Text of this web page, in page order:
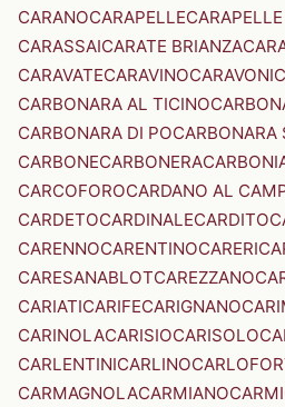
CARANOCARAPELLE
CARASSAICARATE BRIANZA
CARAVATECARAVINO
CARBONARA AL TICINO
CARBONARA DI POCARBONARA
CARBONECARBONERA
CARCOFOROCARDANO AL
CARDETOCARDINALECARDITO
CARENNOCARENTINOCARERI
CARESANABLOTCAREZZANO
CARIATICARIFECARIGNANO
CARINOLACARISIOCARISOLO
CARLENTINICARLINO
CARMAGNOLACARMIANO